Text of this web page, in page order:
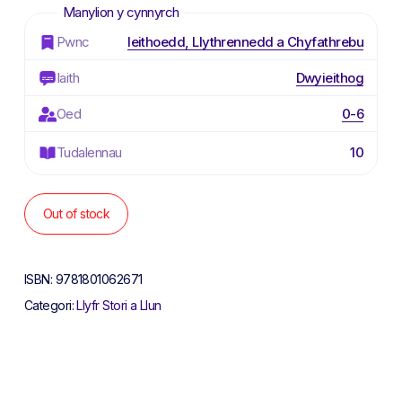
Pwnc Ieithoedd, Llythrennedd a Chyfathrebu
Iaith Dwyieithog
Oed 0-6
Tudalennau 10
Out of stock
ISBN: 9781801062671
Categori:Llyfr Stori a Llun